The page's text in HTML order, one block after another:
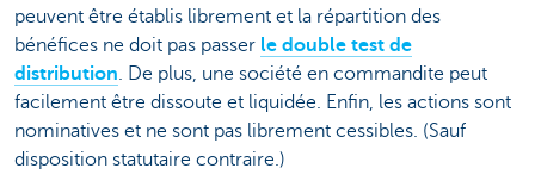
peuvent être établis librement et la répartition des
bénéfices ne doit pas passer le double test de
distribution. De plus, une société en commandite peut
facilement être dissoute et liquidée. Enfin, les actions sont
nominatives et ne sont pas librement cessibles. (Sauf
disposition statutaire contraire.)